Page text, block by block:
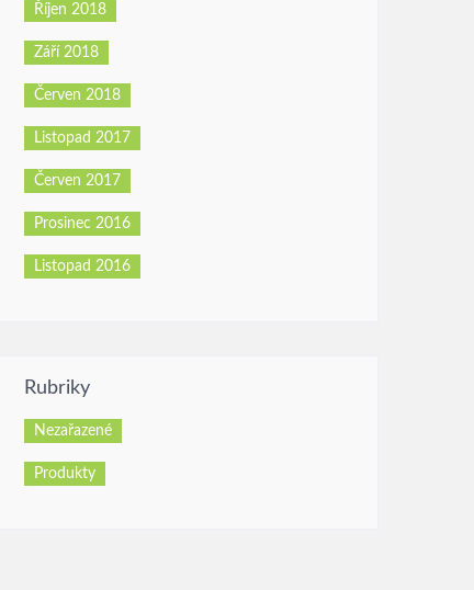
Říjen 2018
Září 2018
Červen 2018
Listopad 2017
Červen 2017
Prosinec 2016
Listopad 2016
Rubriky
Nezařazené
Produkty